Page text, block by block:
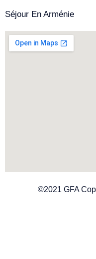
Séjour En Arménie
©2021 GFA